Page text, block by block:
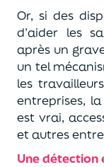
Or, si des
d’aider les
après un
un tel
les
entreprises,
est vrai,
et autres
Une détection